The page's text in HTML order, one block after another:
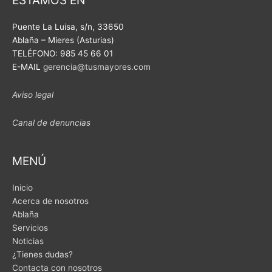
k
Puente La Luisa, s/n, 33650
Ablaña – Mieres (Asturias)
TELÉFONO: 985 45 66 01
E-MAIL gerencia@tusmayores.com
Aviso legal
Canal de denuncias
MENÚ
Inicio
Acerca de nosotros
Ablaña
Servicios
Noticias
¿Tienes dudas?
Contacta con nosotros